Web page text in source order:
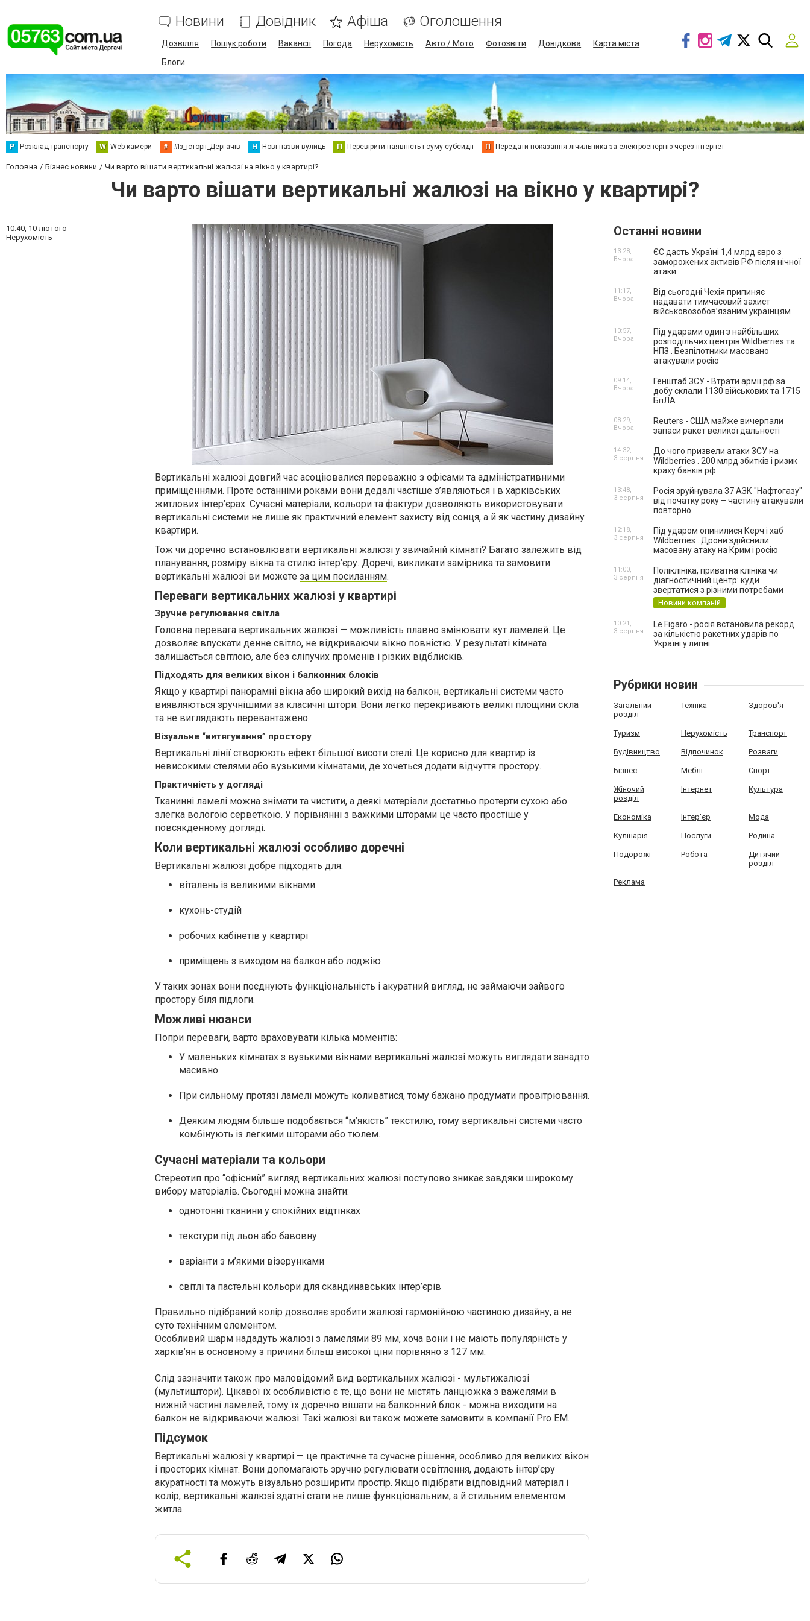
Новини Довідник Афіша Оголошення
Дозвілля Пошук роботи Вакансії Погода Нерухомість Авто / Мото Фотозвіти Довідкова
Карта міста
Блоги
Р Розклад транспорту W Web камери # #Із_історіі_Дергачів Н Нові назви вулиць П Перевірити наявність і суму субсидії П Передати показання лічильника за електроенергію через інтернет
Головна Бізнес новини Чи варто вішати вертикальні жалюзі на вікно у квартирі?
Чи варто вішати вертикальні жалюзі на вікно у квартирі?
10:40, 10 лютого
Нерухомість
Вертикальні жалюзі довгий час асоціювалися переважно з офісами та адміністративними
приміщеннями. Проте останніми роками вони дедалі частіше з’являються і в харківських
житлових інтер’єрах. Сучасні матеріали, кольори та фактури дозволяють використовувати
вертикальні системи не лише як практичний елемент захисту від сонця, а й як частину дизайну
квартири.
Тож чи доречно встановлювати вертикальні жалюзі у звичайній кімнаті? Багато залежить від
планування, розміру вікна та стилю інтер’єру. Доречі, викликати замірника та замовити
вертикальні жалюзі ви можете за цим посиланням.
Переваги вертикальних жалюзі у квартирі
Зручне регулювання світла
Головна перевага вертикальних жалюзі — можливість плавно змінювати кут ламелей. Це
дозволяє впускати денне світло, не відкриваючи вікно повністю. У результаті кімната
залишається світлою, але без сліпучих променів і різких відблисків.
Підходять для великих вікон і балконних блоків
Якщо у квартирі панорамні вікна або широкий вихід на балкон, вертикальні системи часто
виявляються зручнішими за класичні штори. Вони легко перекривають великі площини скла
та не виглядають перевантажено.
Візуальне “витягування” простору
Вертикальні лінії створюють ефект більшої висоти стелі. Це корисно для квартир із
невисокими стелями або вузькими кімнатами, де хочеться додати відчуття простору.
Практичність у догляді
Тканинні ламелі можна знімати та чистити, а деякі матеріали достатньо протерти сухою або
злегка вологою серветкою. У порівнянні з важкими шторами це часто простіше у
повсякденному догляді.
Коли вертикальні жалюзі особливо доречні
Вертикальні жалюзі добре підходять для:
віталень із великими вікнами
кухонь-студій
робочих кабінетів у квартирі
приміщень з виходом на балкон або лоджію
У таких зонах вони поєднують функціональність і акуратний вигляд, не займаючи зайвого
простору біля підлоги.
Можливі нюанси
Попри переваги, варто враховувати кілька моментів:
У маленьких кімнатах з вузькими вікнами вертикальні жалюзі можуть виглядати занадто
масивно.
При сильному протязі ламелі можуть коливатися, тому бажано продумати провітрювання.
Деяким людям більше подобається “м’якість” текстилю, тому вертикальні системи часто
комбінують із легкими шторами або тюлем.
Сучасні матеріали та кольори
Стереотип про “офісний” вигляд вертикальних жалюзі поступово зникає завдяки широкому
вибору матеріалів. Сьогодні можна знайти:
однотонні тканини у спокійних відтінках
текстури під льон або бавовну
варіанти з м’якими візерунками
світлі та пастельні кольори для скандинавських інтер’єрів
Правильно підібраний колір дозволяє зробити жалюзі гармонійною частиною дизайну, а не
суто технічним елементом.
Особливий шарм нададуть жалюзі з ламелями 89 мм, хоча вони і не мають популярність у
харків’ян в основному з причини більш високої ціни порівняно з 127 мм.
Слід зазначити також про маловідомий вид вертикальних жалюзі - мультижалюзі
(мультиштори). Цікавої їх особливістю є те, що вони не містять ланцюжка з важелями в
нижній частині ламелей, тому їх доречно вішати на балконний блок - можна виходити на
балкон не відкриваючи жалюзі. Такі жалюзі ви також можете замовити в компанії Pro EM.
Підсумок
Вертикальні жалюзі у квартирі — це практичне та сучасне рішення, особливо для великих вікон
і просторих кімнат. Вони допомагають зручно регулювати освітлення, додають інтер’єру
акуратності та можуть візуально розширити простір. Якщо підібрати відповідний матеріал і
колір, вертикальні жалюзі здатні стати не лише функціональним, а й стильним елементом
житла.
Останні новини
ЄС дасть Україні 1,4 млрд євро з
заморожених активів РФ після нічної
атаки
13:28,
Вчора
Від сьогодні Чехія припиняє
надавати тимчасовий захист
військовозобов’язаним українцям
11:17,
Вчора
Під ударами один з найбільших
розподільчих центрів Wildberries та
НПЗ . Безпілотники масовано
атакували росію
10:57,
Вчора
Генштаб ЗСУ - Втрати армії рф за
добу склали 1130 військових та 1715
БпЛА
09:14,
Вчора
Reuters - США майже вичерпали
запаси ракет великої дальності
08:29,
Вчора
До чого призвели атаки ЗСУ на
Wildberries . 200 млрд збитків і ризик
краху банків рф
14:32,
3 серпня
Росія зруйнувала 37 АЗК "Нафтогазу"
від початку року – частину атакували
повторно
13:48,
3 серпня
Під ударом опинилися Керч і хаб
Wildberries . Дрони здійснили
масовану атаку на Крим і росію
12:18,
3 серпня
Поліклініка, приватна клініка чи
діагностичний центр: куди
звертатися з різними потребами
Новини компаній
11:00,
3 серпня
Le Figaro - росія встановила рекорд
за кількістю ракетних ударів по
Україні у липні
10:21,
3 серпня
Рубрики новин
Загальний
розділ
Техніка Здоров'я
Туризм Нерухомість Транспорт
Будівництво Відпочинок Розваги
Бізнес Меблі Спорт
Жіночий
розділ
Інтернет Культура
Економіка Інтер'єр Мода
Кулінарія Послуги Родина
Подорожі Робота
Дитячий
розділ
Реклама